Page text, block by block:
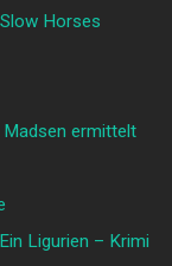
Horses
Madsen ermittelt
Ligurien – Krimi